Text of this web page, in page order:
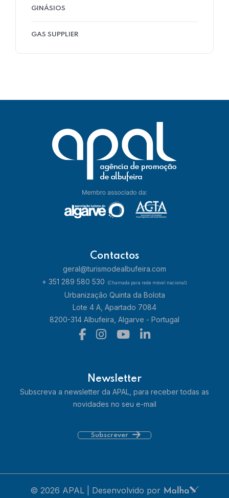
GINÁSIOS
GAS SUPPLIER
Contactos
geral@turismodealbufeira.com
+ 351 289 580 530
(Chamada para rede móvel nacional)
Urbanização Quinta da Bolota
Lote 4 A, Apartado 7084
8200-314 Albufeira, Algarve - Portugal
Newsletter
Subscreva a newsletter da APAL, para receber todas as
novidades no seu e-mail
Subscrever
© 2026 APAL | Desenvolvido por